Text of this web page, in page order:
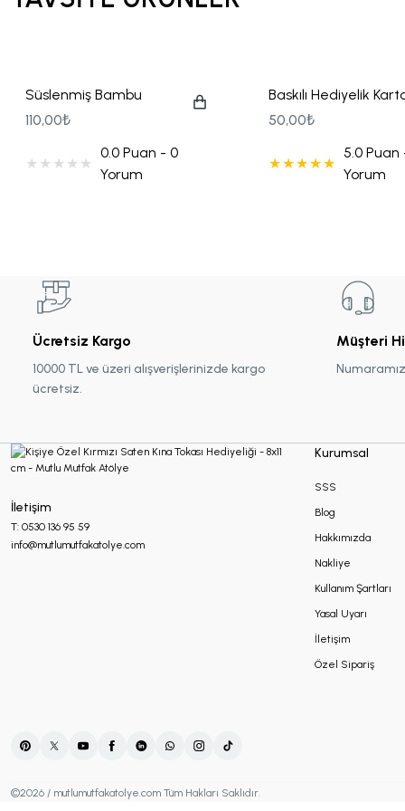
Süslenmiş Bambu
Yelpaze
110,00₺
0.0 Puan - 0
Yorum
Baskılı Hediyelik
Çanta
50,00₺
5.0 Puan
Yorum
Ücretsiz Kargo
10000 TL ve üzeri alışverişlerinizde kargo
ücretsiz.
Müşteri
Numaramız
İletişim
T: 0530 136 95 59
info@mutlumutfakatolye.com
Kurumsal
SSS
Blog
Hakkımızda
Nakliye
Kullanım Şartları
Yasal Uyarı
İletişim
Özel Sipariş
©2026 / mutlumutfakatolye.com Tüm Hakları Saklıdır.
Tohum Kalem Hediyelikler